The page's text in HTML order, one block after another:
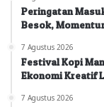
Peringatan
Besok,
7 Agustus 2026
Festival Kopi
Ekonomi Kreatif
7 Agustus 2026